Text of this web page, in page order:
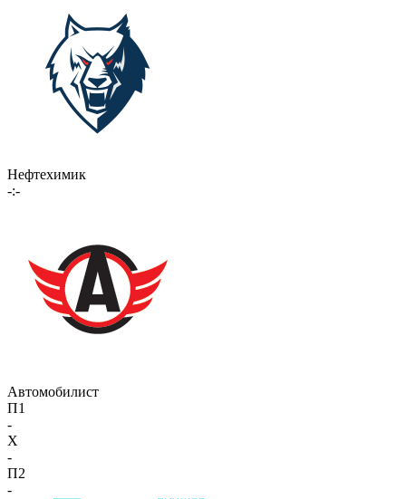
Нефтехимик
-:-
Автомобилист
П1
-
X
-
П2
-